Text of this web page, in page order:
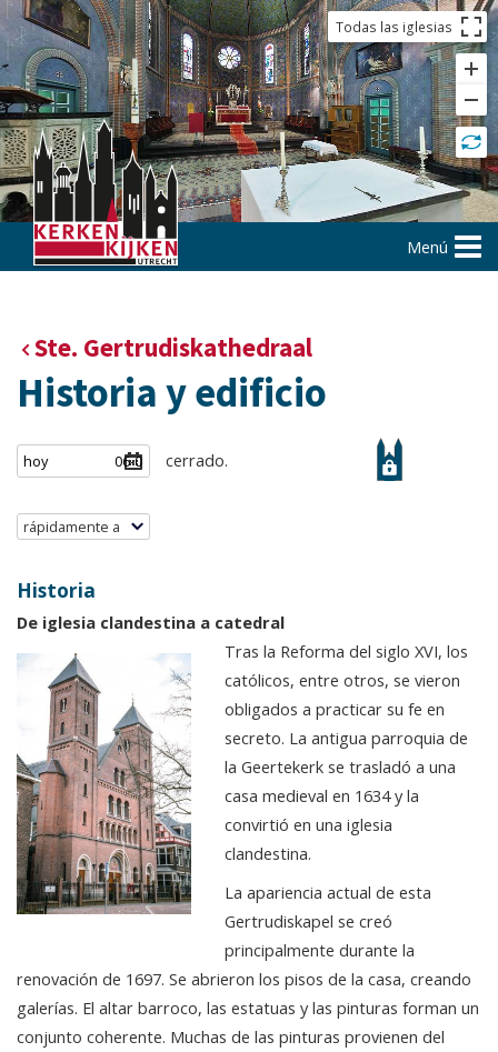
Todas las iglesias
Menú
Ste. Gertrudiskathedraal
Historia y edificio
cerrado.
rápidamente a
Historia
De iglesia clandestina a catedral
Tras la Reforma del siglo XVI, los
católicos, entre otros, se vieron
obligados a practicar su fe en
secreto. La antigua parroquia de
la Geertekerk se trasladó a una
casa medieval en 1634 y la
convirtió en una iglesia
clandestina.
La apariencia actual de esta
Gertrudiskapel se creó
principalmente durante la
renovación de 1697. Se abrieron los pisos de la casa, creando
galerías. El altar barroco, las estatuas y las pinturas forman un
conjunto coherente. Muchas de las pinturas provienen del